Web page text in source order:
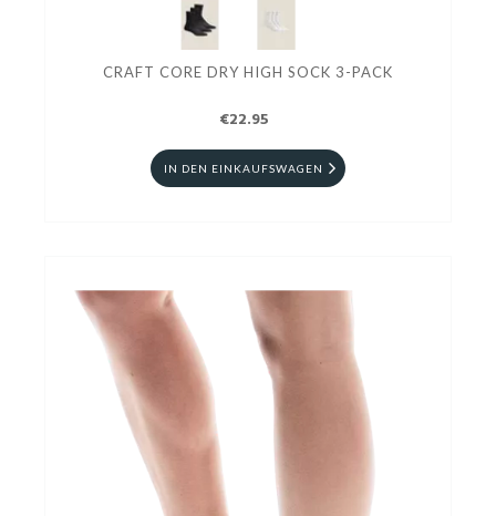
CRAFT CORE DRY HIGH SOCK 3-PACK
€22.95
IN DEN EINKAUFSWAGEN